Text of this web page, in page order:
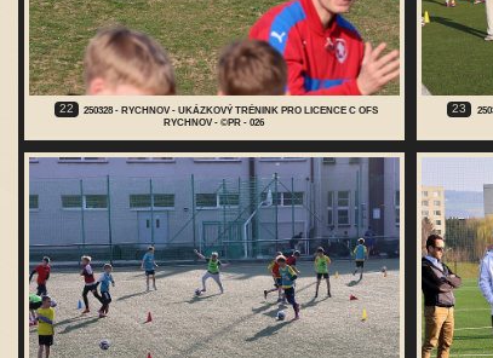
22
250328 - RYCHNOV - UKÁZKOVÝ TRÉNINK PRO LICENCE C OFS
RYCHNOV - ©PR - 026
23